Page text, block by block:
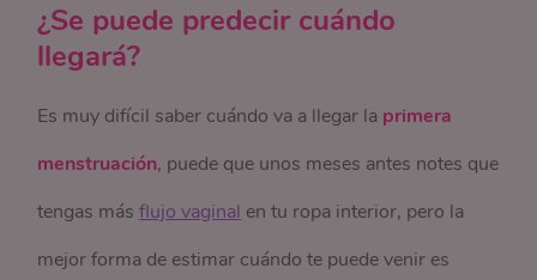
¿Se puede predecir cuándo
llegará?
Es muy difícil saber cuándo va a llegar la primera
menstruación, puede que unos meses antes notes que
tengas másflujo vaginal en tu ropa interior, pero la
mejor forma de estimar cuándo te puede venir es